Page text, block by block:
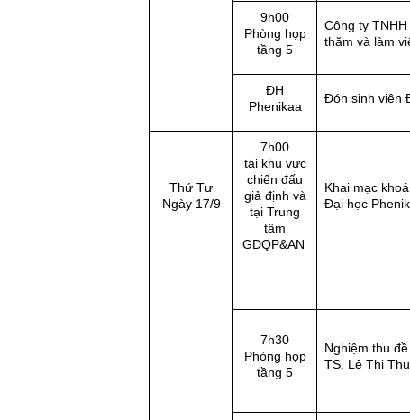
9h00
Phòng họp
tầng 5
Công ty
thăm và làm
ĐH
Phenikaa
Đón sinh viên
Thứ Tư
Ngày 17/9
7h00
tại khu vực
chiến đấu
giả định và
tại Trung
tâm
GDQP&AN
Khai mạc
Đại học
7h30
Phòng họp
tầng 5
Nghiệm thu
TS. Lê Thị